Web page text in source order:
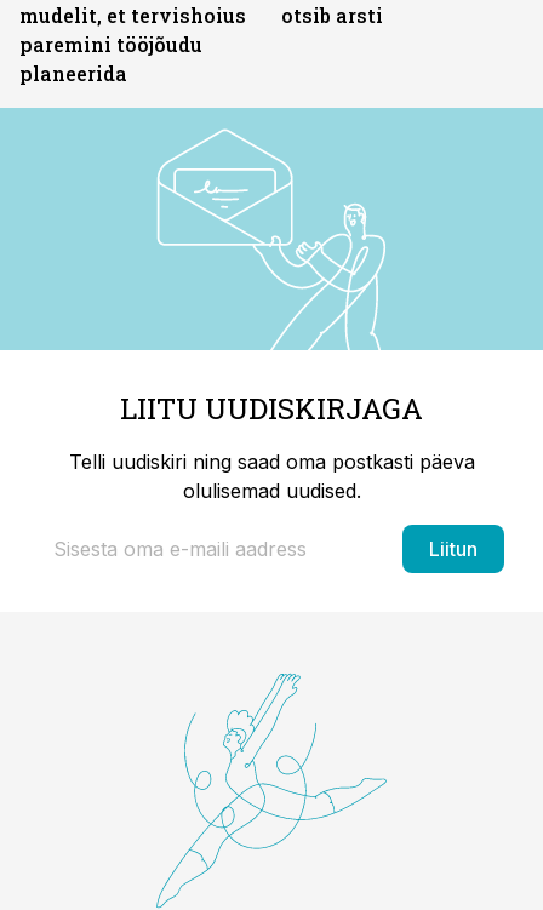
mudelit, et tervishoius
paremini tööjõudu
planeerida
otsib arsti
LIITU UUDISKIRJAGA
Telli uudiskiri ning saad oma postkasti päeva
olulisemad uudised.
Liitun